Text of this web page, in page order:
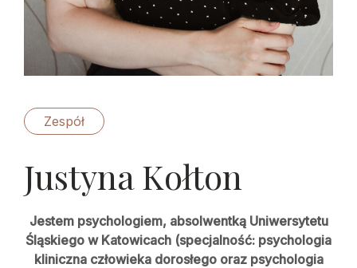
Zespół
Justyna Kołton
Jestem psychologiem, absolwentką Uniwersytetu
Śląskiego w Katowicach (specjalność: psychologia
kliniczna człowieka dorosłego oraz psychologia